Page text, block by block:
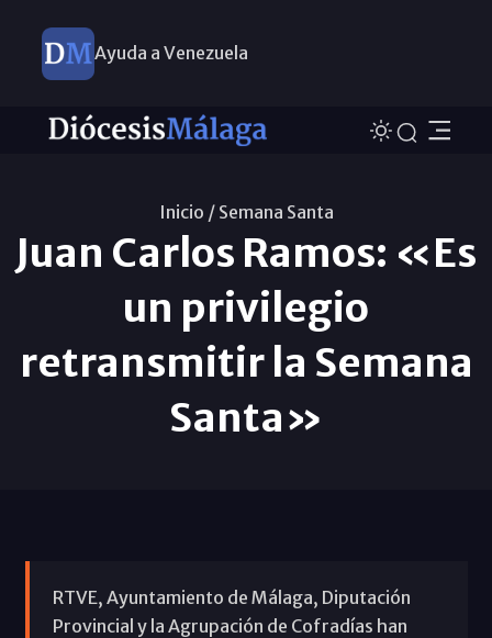
Ayuda a Venezuela
Inicio / Semana Santa
Juan Carlos Ramos: «Es
un privilegio
retransmitir la Semana
Santa»
RTVE, Ayuntamiento de Málaga, Diputación
Provincial y la Agrupación de Cofradías han